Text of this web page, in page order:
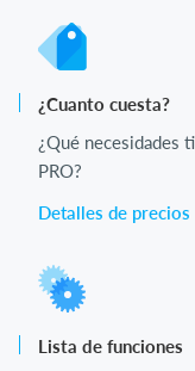
¿Cuanto cuesta?
¿Qué necesidades
PRO?
Detalles de precios
Lista de funciones